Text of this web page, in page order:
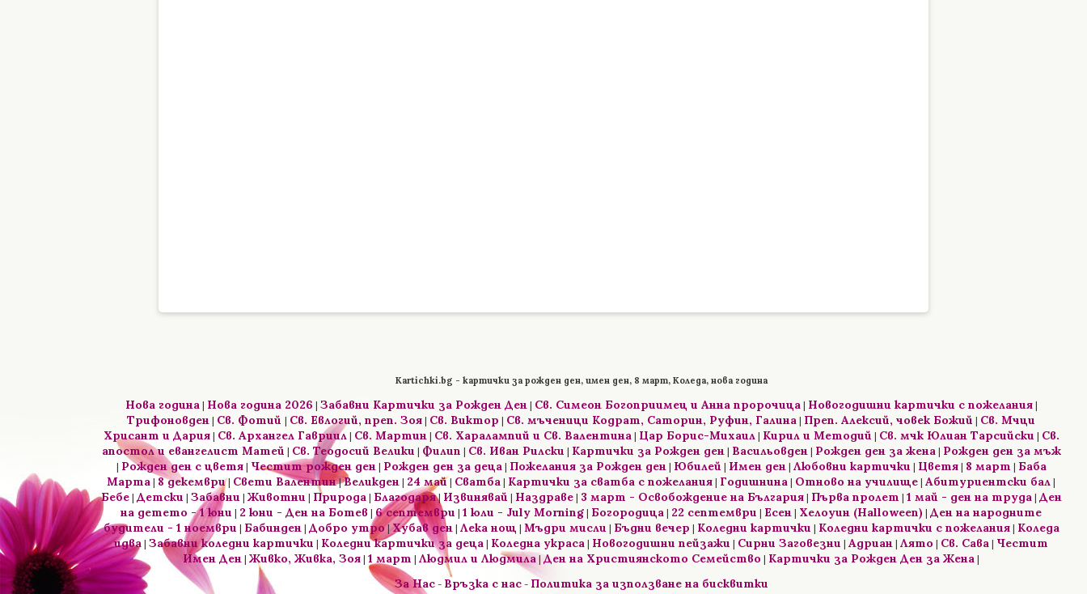
Kartichki.bg - картички за рожден ден, имен ден, 8 март, Коледа, нова година
Нова година| Нова година 2026 Забавни Картички за Рожден Ден| Св. Симеон Богоприимец и Анна пророчица| Новогодишни картички с пожелания|
Трифоновден Св. Фотий Св. Евлогий, преп. Зоя Св. Виктор Св. мъченици Кодрат, Саторин, Руфин, Галина Преп. Алексий, човек Божий
Св. Мчци
Хрисант и Дария| Св. Архангел Гавриил| Св. Мартин| Св. Харалампий и Св. Валентина| Цар Борис-Михаил| Кирил и Методий Св. мчк Юлиан Тарсийски
Св.
апостол и евангелист Матей
Св. Теодосий Велики Филип Св. Иван Рилски Картички за Рожден ден| Васильовден| Рожден ден за жена| Рожден ден за мъж
Рожден ден с цветя| Честит рожден ден| Рожден ден за деца| Пожелания за Рожден ден| Юбилей Имен ден| Любовни картички Цветя| 8 март
Баба
Марта 8 декември| Свети Валентин|Великден 24 май| Сватба Картички за сватба с пожелания Годишнина Отново на училище |Абитуриентски бал
Бебе| Детски Забавни Животни Природа| Благодаря| Извинявай Наздраве| 3 март - Освобождение на България| Първа пролет 1 май - ден на труда| Ден
на детето - 1 юни
2 юни - Ден на Ботев 6 септември |1 юли - July Morning Богородица 22 септември Есен Хелоуин (Halloween) |Ден на народните
будители - 1 ноември
Бабинден| Добро утро|Хубав ден| Лека нощ Мъдри мисли Бъдни вечер Коледни картички Коледни картички с пожелания| Коледа
идва |Забавни коледни картички Коледни картички за деца Коледна украса Новогодишни пейзажи Сирни Заговезни |Адриан |Лято Св. Сава Честит
Имен Ден |Живко, Живка, Зоя |1 март |Людмил и Людмила |Ден на Християнското Семейство Картички за Рожден Ден за Жена
За Нас- Връзка с нас- Политика за използване на бисквитки